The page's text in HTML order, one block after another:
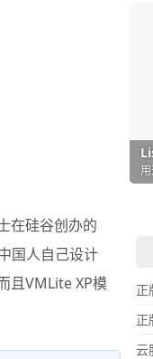
在硅谷创办的
国人自己设计
且VMLite XP模
正
正
云